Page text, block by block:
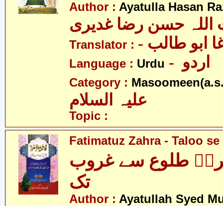
Author : Ayatulla Hasan
اللہ حسن رضا غدیری
Translator : ابو طالب
Language : Urdu
Category :
Topic :
Fatimatuz Zahra - Taloo
طلوع سے غروب
تک
Author : Ayatullah Syed